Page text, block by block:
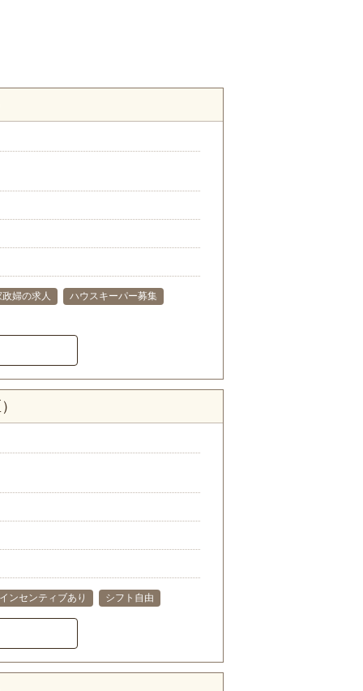
政婦の求人
ハウスキーパー募集
インセンティブあり シフト自由